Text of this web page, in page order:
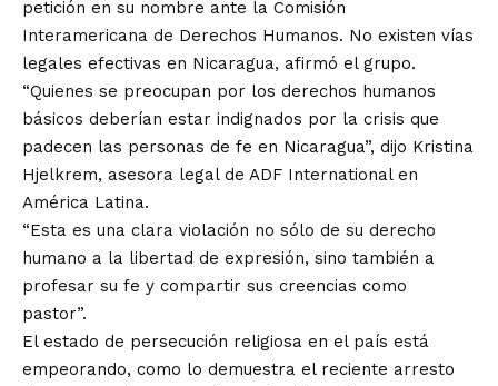
petición en su nombre ante la Comisión
Interamericana de Derechos Humanos. No existen vías
legales efectivas en Nicaragua, afirmó el grupo.
“Quienes se preocupan por los derechos humanos
básicos deberían estar indignados por la crisis que
padecen las personas de fe en Nicaragua”, dijo Kristina
Hjelkrem, asesora legal de ADF International en
América Latina.
“Esta es una clara violación no sólo de su derecho
humano a la libertad de expresión, sino también a
profesar su fe y compartir sus creencias como
pastor”.
El estado de persecución religiosa en el país está
empeorando, como lo demuestra el reciente arresto